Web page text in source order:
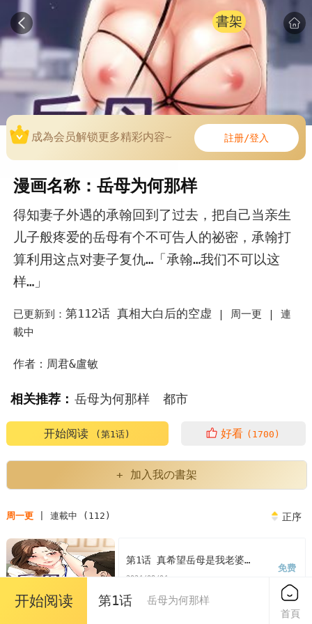
書架
成為会员解锁更多精彩内容~ 註册/登入
漫画名称：岳母为何那样
得知妻子外遇的承翰回到了过去，把自己当亲生
儿子般疼爱的岳母有个不可告人的祕密，承翰打
算利用这点对妻子复仇…「承翰…我们不可以这
样…」
已更新到： 第112话 真相大白后的空虚 | 周一更 | 連
載中
作者：周君&盧敏
相关推荐： 岳母为何那样 都市
岳母为何那样翻译
岳母为何那样是哪部韩剧里的台词
岳母为何那样男主
韩漫岳母为何那样 岳母为何那样漫画
岳母为何那样漫画免费
开始阅读 (第1话) 好看 (1700)
+ 加入我の書架
周一更| 連載中 (112) 正序
第1话 真希望岳母是我老婆…
2024/08/04
免费
开始阅读 第1话 岳母为何那样
首頁